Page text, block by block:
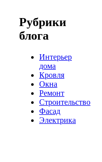
Рубрики
блога
Интерьер
дома
Кровля
Окна
Ремонт
Строительство
Фасад
Электрика